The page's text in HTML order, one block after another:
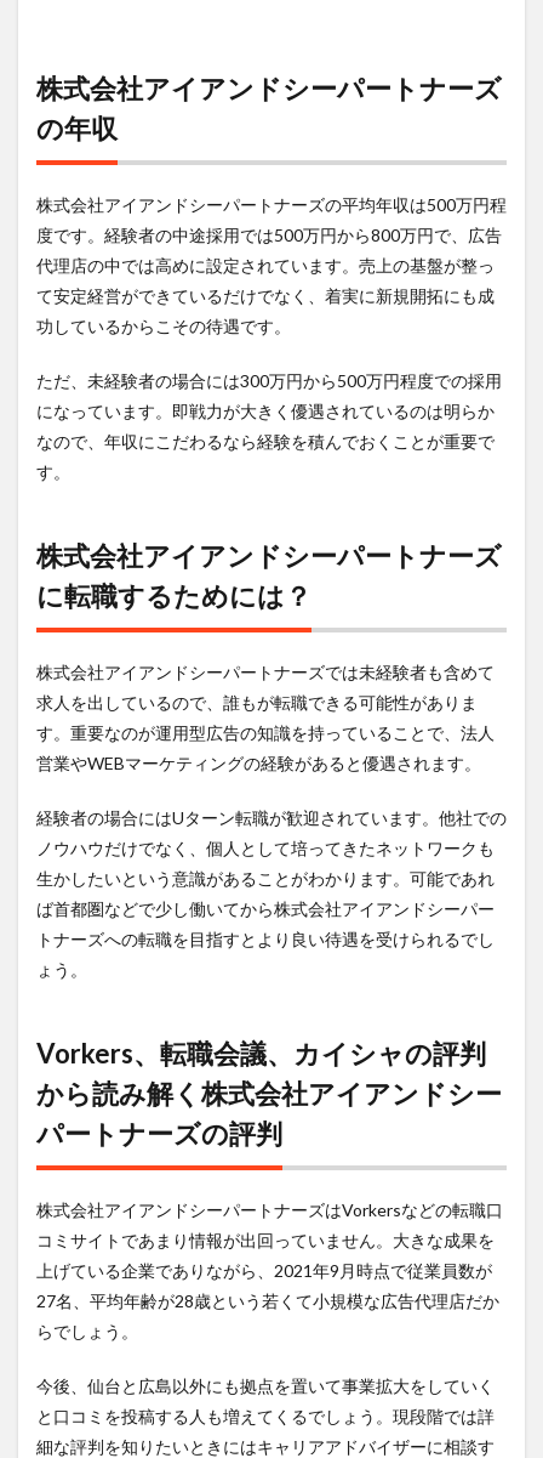
株式会社アイアンドシーパートナーズ
の年収
株式会社アイアンドシーパートナーズの平均年収は500万円程
度です。経験者の中途採用では500万円から800万円で、広告
代理店の中では高めに設定されています。売上の基盤が整っ
て安定経営ができているだけでなく、着実に新規開拓にも成
功しているからこその待遇です。
ただ、未経験者の場合には300万円から500万円程度での採用
になっています。即戦力が大きく優遇されているのは明らか
なので、年収にこだわるなら経験を積んでおくことが重要で
す。
株式会社アイアンドシーパートナーズ
に転職するためには？
株式会社アイアンドシーパートナーズでは未経験者も含めて
求人を出しているので、誰もが転職できる可能性がありま
す。重要なのが運用型広告の知識を持っていることで、法人
営業やWEBマーケティングの経験があると優遇されます。
経験者の場合にはUターン転職が歓迎されています。他社での
ノウハウだけでなく、個人として培ってきたネットワークも
生かしたいという意識があることがわかります。可能であれ
ば首都圏などで少し働いてから株式会社アイアンドシーパー
トナーズへの転職を目指すとより良い待遇を受けられるでし
ょう。
Vorkers、転職会議、カイシャの評判
から読み解く株式会社アイアンドシー
パートナーズの評判
株式会社アイアンドシーパートナーズはVorkersなどの転職口
コミサイトであまり情報が出回っていません。大きな成果を
上げている企業でありながら、2021年9月時点で従業員数が
27名、平均年齢が28歳という若くて小規模な広告代理店だか
らでしょう。
今後、仙台と広島以外にも拠点を置いて事業拡大をしていく
と口コミを投稿する人も増えてくるでしょう。現段階では詳
細な評判を知りたいときにはキャリアアドバイザーに相談す